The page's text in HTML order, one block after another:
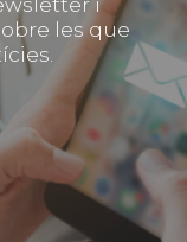
i
les que